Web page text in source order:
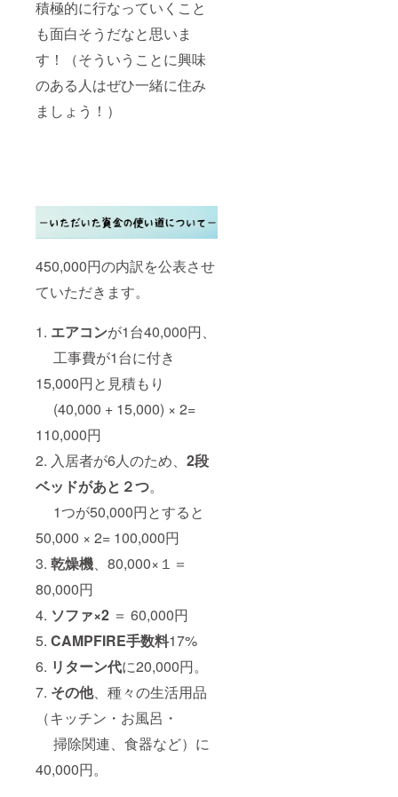
積極的に行なっていくこと
も面白そうだなと思いま
す！（そういうことに興味
のある人はぜひ一緒に住み
ましょう！）
450,000円の内訳を公表させ
ていただきます。
1. エアコンが1台40,000円、
工事費が1台に付き
15,000円と見積もり
(40,000 + 15,000) × 2=
110,000円
2. 入居者が6人のため、 2段
ベッドがあと２つ。
1つが50,000円とすると
50,000 × 2= 100,000円
3. 乾燥機 、80,000×１＝
80,000円
4. ソファ×2 ＝ 60,000円
5. CAMPFIRE手数料17%
6. リターン代に20,000円。
7. その他、種々の生活用品
（キッチン・お風呂・
掃除関連、食器など）に
40,000円。